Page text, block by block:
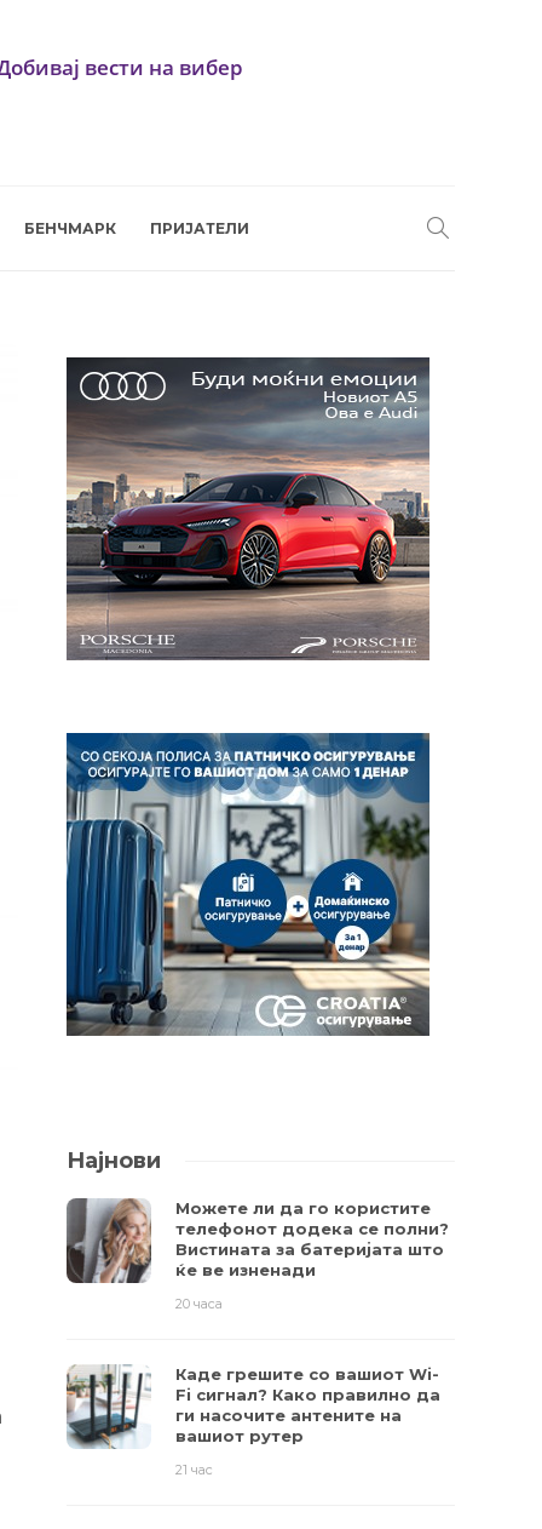
вести на вибер
БЕНЧМАРК ПРИЈАТЕЛИ
Најнови
Можете ли да го користите
телефонот додека се полни?
Вистината за батеријата што
ќе ве изненади
20 часа
Каде грешите со вашиот Wi-
Fi сигнал? Како правилно да
ги насочите антените на
вашиот рутер
21 час